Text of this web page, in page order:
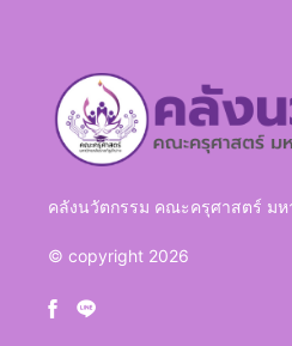
คลังนวัตกรรม คณะครุศาสตร์ มห
© copyright 2026